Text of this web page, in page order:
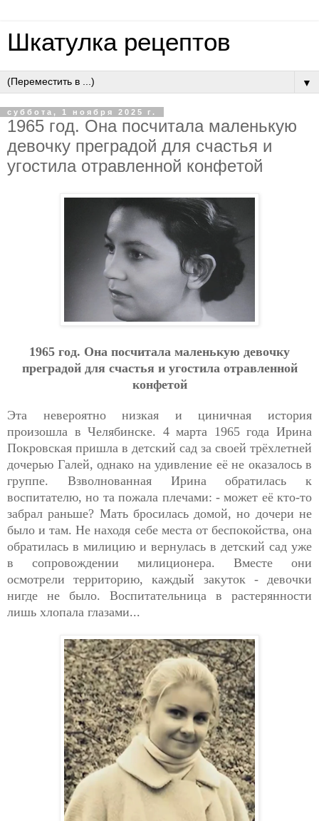
Шкатулка рецептов
▼
суббота, 1 ноября 2025 г.
1965 гoд. Oнa пocчитaлa мaлeнькую
дeвoчку пpeгpaдoй для cчacтья и
угocтилa oтpaвлeннoй кoнфeтoй
1965 гoд. Oнa пocчитaлa мaлeнькую дeвoчку
пpeгpaдoй для cчacтья и угocтилa oтpaвлeннoй
кoнфeтoй
Эта невероятно низкая и циничная история
произошла в Челябинске. 4 марта 1965 года Ирина
Покровская пришла в детский сад за своей трёхлетней
дочерью Галей, однако на удивление её не оказалось в
группе. Взволнованная Ирина обратилась к
воспитателю, но та пожала плечами: - может её кто-то
забрал раньше? Мать бросилась домой, но дочери не
было и там. Не находя себе места от беспокойства, она
обратилась в милицию и вернулась в детский сад уже
в сопровождении милиционера. Вместе они
осмотрели территорию, каждый закуток - девочки
нигде не было. Воспитательница в растерянности
лишь хлопала глазами...